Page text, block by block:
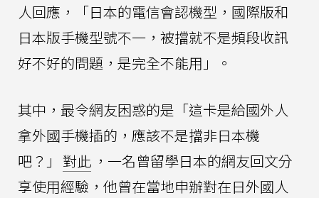
人回應，「日本的電信會認機型，國際版和
日本版手機型號不一，被擋就不是頻段收訊
好不好的問題，是完全不能用」。
其中，最令網友困惑的是「這卡是給國外人
拿外國手機插的，應該不是擋非日本機
吧？」 對此 ，一名曾留學日本的網友回文分
享使用經驗，他曾在當地申辦對在日外國人